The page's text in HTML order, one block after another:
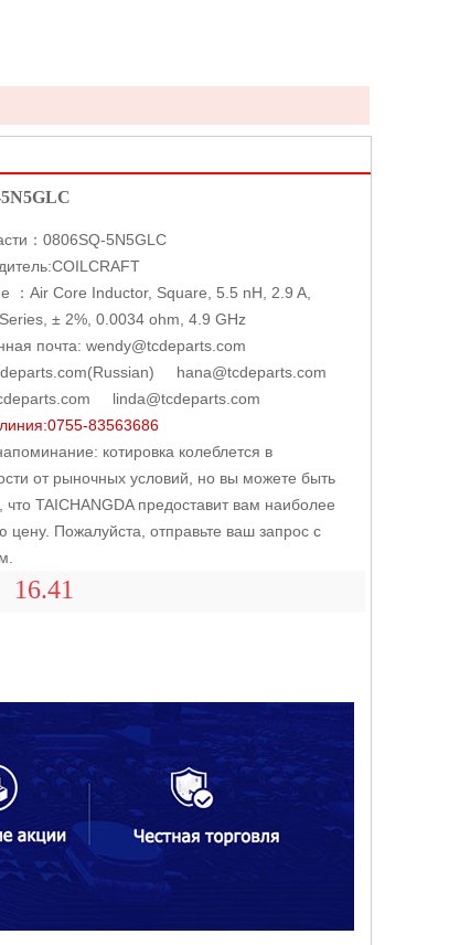
：0806SQ-5N5GLC
：Air Core Inductor, Square, 5.5 nH, 2.9 A,
± 2%, 0.0034 ohm, 4.9 GHz
почта: wendy@tcdeparts.com
hana@tcdeparts.com
linda@tcdeparts.com
83563686
котировка колеблется в
от рыночных условий, но вы можете быть
что TAICHANGDA предоставит вам наиболее
цену. Пожалуйста, отправьте ваш запрос с
16.41